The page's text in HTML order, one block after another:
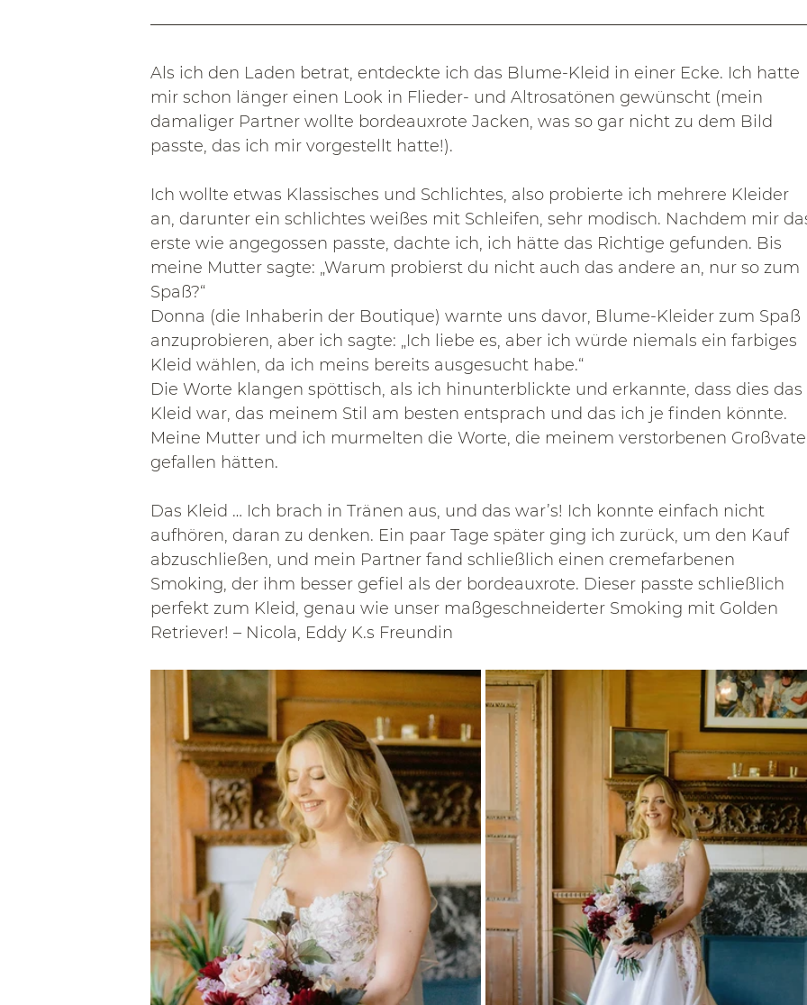
Als ich den Laden betrat, entdeckte ich das Blume-Kleid in einer Ecke. Ich hatte
mir schon länger einen Look in Flieder- und Altrosatönen gewünscht (mein
damaliger Partner wollte bordeauxrote Jacken, was so gar nicht zu dem Bild
passte, das ich mir vorgestellt hatte!).
Ich wollte etwas Klassisches und Schlichtes, also probierte ich mehrere Kleider
an, darunter ein schlichtes weißes mit Schleifen, sehr modisch. Nachdem mir
erste wie angegossen passte, dachte ich, ich hätte das Richtige gefunden. Bis
meine Mutter sagte: „Warum probierst du nicht auch das andere an, nur so zum
Spaß?“
Donna (die Inhaberin der Boutique) warnte uns davor, Blume-Kleider zum Spaß
anzuprobieren, aber ich sagte: „Ich liebe es, aber ich würde niemals ein farbiges
Kleid wählen, da ich meins bereits ausgesucht habe.“
Die Worte klangen spöttisch, als ich hinunterblickte und erkannte, dass dies das
Kleid war, das meinem Stil am besten entsprach und das ich je finden könnte.
Meine Mutter und ich murmelten die Worte, die meinem verstorbenen
gefallen hätten.
Das Kleid … Ich brach in Tränen aus, und das war’s! Ich konnte einfach nicht
aufhören, daran zu denken. Ein paar Tage später ging ich zurück, um den Kauf
abzuschließen, und mein Partner fand schließlich einen cremefarbenen
Smoking, der ihm besser gefiel als der bordeauxrote. Dieser passte schließlich
perfekt zum Kleid, genau wie unser maßgeschneiderter Smoking mit Golden
Retriever! – Nicola, Eddy K.s Freundin